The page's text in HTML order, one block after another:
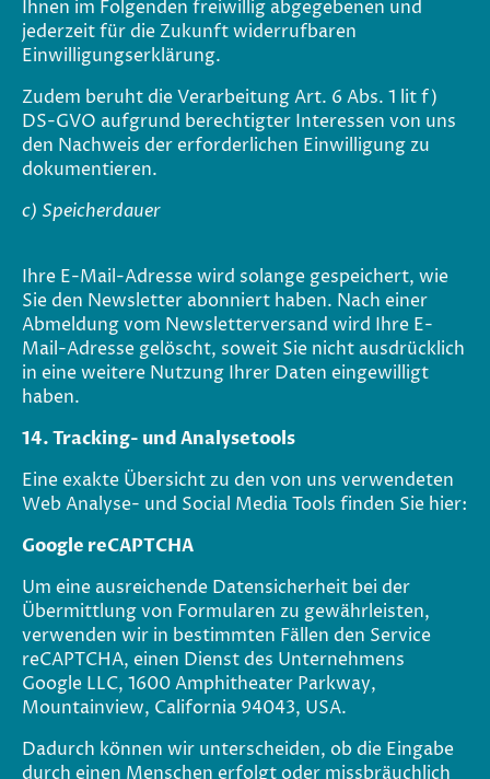
Ihnen im Folgenden freiwillig abgegebenen und
jederzeit für die Zukunft widerrufbaren
Einwilligungserklärung.
Zudem beruht die Verarbeitung Art. 6 Abs. 1 lit f)
DS-GVO aufgrund berechtigter Interessen von uns
den Nachweis der erforderlichen Einwilligung zu
dokumentieren.
c) Speicherdauer
Ihre E-Mail-Adresse wird solange gespeichert, wie
Sie den Newsletter abonniert haben. Nach einer
Abmeldung vom Newsletterversand wird Ihre E-
Mail-Adresse gelöscht, soweit Sie nicht ausdrücklich
in eine weitere Nutzung Ihrer Daten eingewilligt
haben.
14. Tracking- und Analysetools
Eine exakte Übersicht zu den von uns verwendeten
Web Analyse- und Social Media Tools finden Sie hier:
Google reCAPTCHA
Um eine ausreichende Datensicherheit bei der
Übermittlung von Formularen zu gewährleisten,
verwenden wir in bestimmten Fällen den Service
reCAPTCHA, einen Dienst des Unternehmens
Google LLC, 1600 Amphitheater Parkway,
Mountainview, California 94043, USA.
Dadurch können wir unterscheiden, ob die Eingabe
durch einen Menschen erfolgt oder missbräuchlich